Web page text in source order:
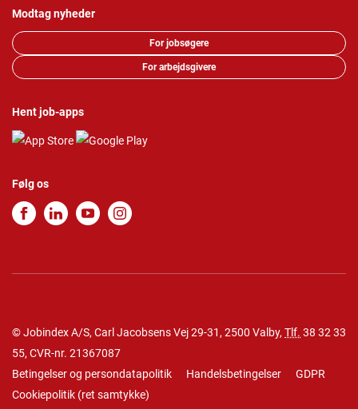
Modtag nyheder
For jobsøgere
For arbejdsgivere
Hent job-apps
Følg os
© Jobindex A/S, Carl Jacobsens Vej 29-31, 2500 Valby, Tlf. 38 32 33
55, CVR-nr. 21367087
Betingelser og persondatapolitik
Handelsbetingelser
GDPR
Cookiepolitik (ret samtykke)